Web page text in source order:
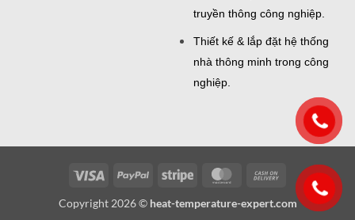
truyền thông công nghiệp.
Thiết kế & lắp đặt hệ thống
nhà thông minh trong công
nghiệp.
Visa PayPal Stripe MasterCardCash
On
Delivery
Copyright 2026 © heat-temperature-expert.com